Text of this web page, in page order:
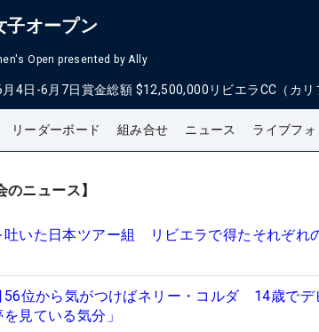
子オープン
Open presented by Ally
4日-6月7日賞金総額 $12,500,000 リビエラCC（カリ
リーダーボード 組み合せ ニュース ライブフォ
のニュース】
吐いた日本ツアー組 リビエラで得たそれぞれ
56位から気がつけばネリー・コルダ 14歳でデ
を見ている気分」